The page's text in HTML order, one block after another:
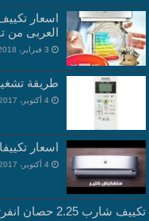
اسعار
العربى من
3 فبراير، 2018
طريقة
4 أكتوبر، 2017
اسعار
4 أكتوبر، 2017
تكييف شارب 2.25 حصان انفرتر بارد-ساخن